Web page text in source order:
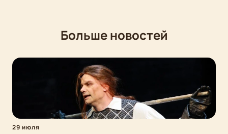
Больше новостей
29 июля